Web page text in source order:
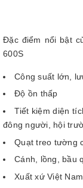
Đặc điểm nổi bật
600S
Công suất lớn,
Độ ồn thấp
Tiết kiệm diện
đông người, hội
Quạt treo tường
Cánh, lồng, bầu
Xuất xứ Việt